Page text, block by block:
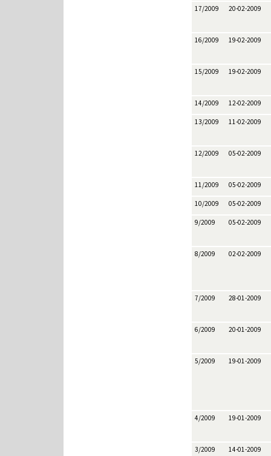
17/2009 20-02-2009
16/2009 19-02-2009
15/2009 19-02-2009
14/2009 12-02-2009
13/2009 11-02-2009
12/2009 05-02-2009
11/2009 05-02-2009
10/2009 05-02-2009
9/2009 05-02-2009
8/2009 02-02-2009
7/2009 28-01-2009
6/2009 20-01-2009
5/2009 19-01-2009
4/2009 19-01-2009
3/2009 14-01-2009